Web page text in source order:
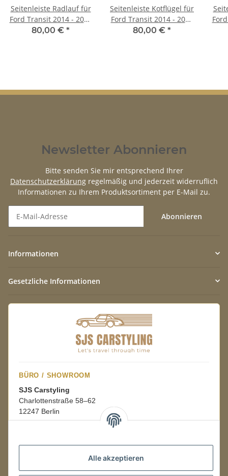
Alle akzeptieren
Seitenleiste Radlauf für
Ford Transit 2014 - 2021
vorne links
80,00 € *
Seitenleiste Kotflügel für
Ford Transit 2014 - 2021
vorne rechts
80,00 € *
Newsletter Abonnieren
Bitte senden Sie mir entsprechend Ihrer
Datenschutzerklärung regelmäßig und jederzeit widerruflich
Informationen zu Ihrem Produktsortiment per E-Mail zu.
Abonnieren
Informationen
Gesetzliche Informationen
BÜRO / SHOWROOM
SJS Carstyling
Charlottenstraße 58–62
12247 Berlin
08:00–16:00 Uhr
LAGER / RETOUREN